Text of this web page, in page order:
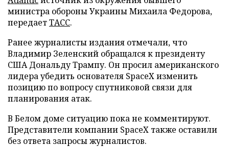
министра обороны Украины Михаила Федорова,
передаетТАСС.
Ранее журналисты издания отмечали, что
Владимир Зеленский обращался к президенту
США Дональду Трампу. Он просил американского
лидера убедить основателя SpaceX изменить
позицию по вопросу спутниковой связи для
планирования атак.
В Белом доме ситуацию пока не комментируют.
Представители компании SpaceX также оставили
без ответа запросы журналистов.